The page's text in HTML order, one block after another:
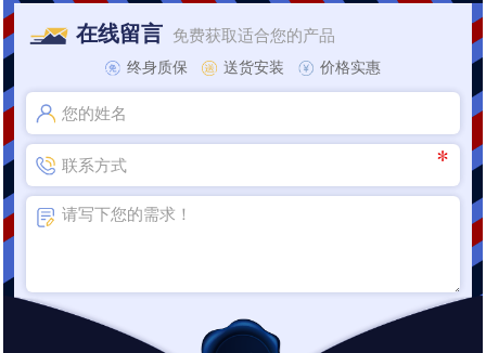
在线留言 免费获取适合您的产品
终身质保 送货安装 价格实惠